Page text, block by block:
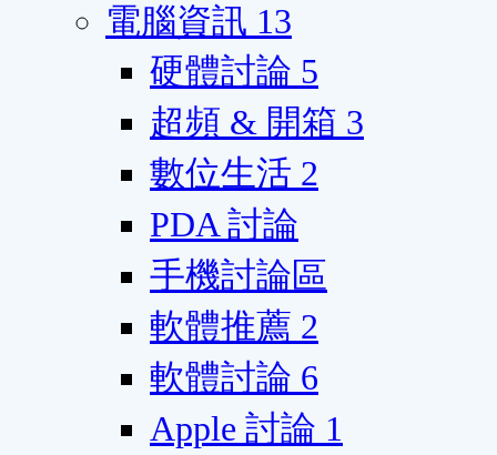
電腦資訊 13
硬體討論 5
超頻 & 開箱 3
數位生活 2
PDA 討論
手機討論區
軟體推薦 2
軟體討論 6
Apple 討論 1